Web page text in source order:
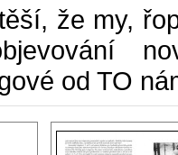
že my,
od TO